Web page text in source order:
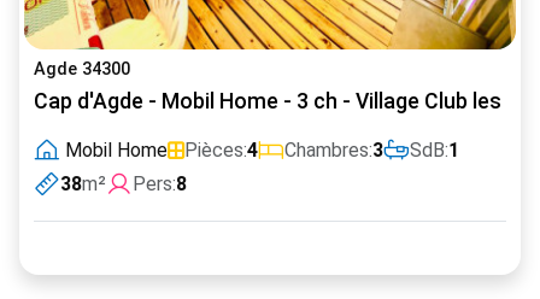
Agde 34300
Cap d'Agde - Mobil Home - 3 ch - Village Club les
Mobil Home Pièces:4 Chambres:3 SdB:1
38m² Pers:8